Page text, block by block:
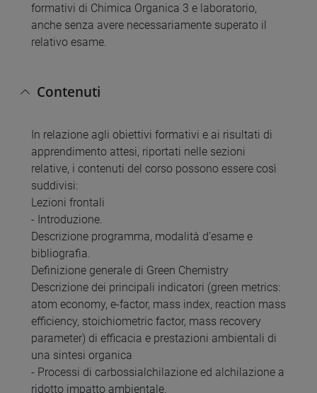
formativi di Chimica Organica 3 e laboratorio,
anche senza avere necessariamente superato il
relativo esame.
Contenuti
In relazione agli obiettivi formativi e ai risultati di
apprendimento attesi, riportati nelle sezioni
relative, i contenuti del corso possono essere così
suddivisi:
Lezioni frontali
- Introduzione.
Descrizione programma, modalità d’esame e
bibliografia.
Definizione generale di Green Chemistry
Descrizione dei principali indicatori (green metrics:
atom economy, e-factor, mass index, reaction mass
efficiency, stoichiometric factor, mass recovery
parameter) di efficacia e prestazioni ambientali di
una sintesi organica
- Processi di carbossialchilazione ed alchilazione a
ridotto impatto ambientale.